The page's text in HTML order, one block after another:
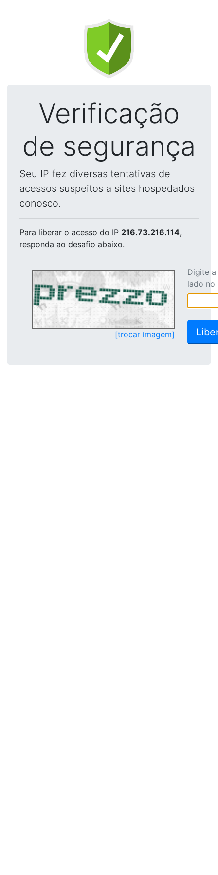
Verificação
de segurança
Seu IP fez diversas tentativas de
acessos suspeitos a sites hospedados
conosco.
Para liberar o acesso do IP 216.73.216.114,
responda ao desafio abaixo.
[trocar imagem]
Digite
lado no